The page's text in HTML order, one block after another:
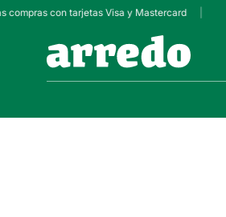
con tarjetas Visa y Mastercard